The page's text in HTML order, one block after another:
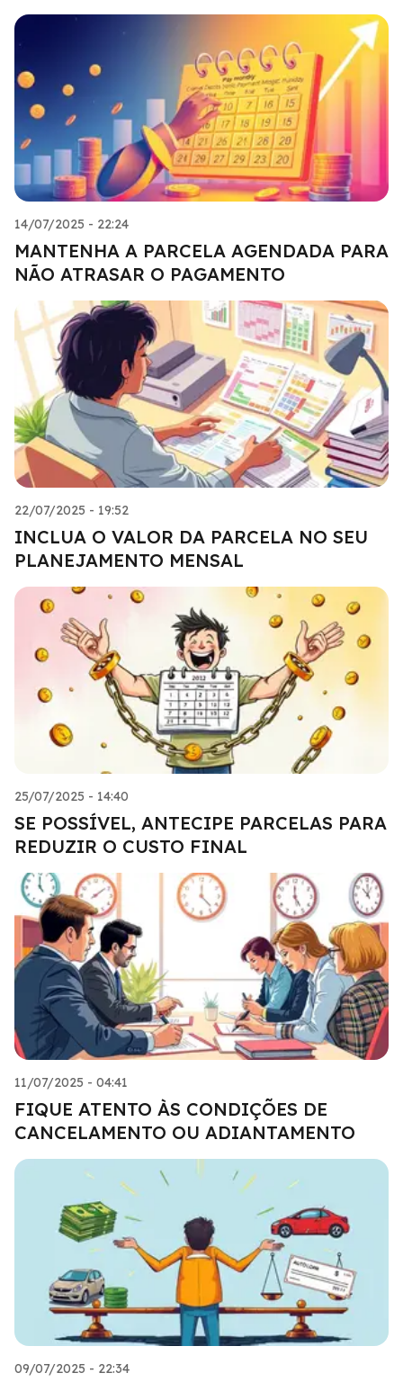
14/07/2025 - 22:24
MANTENHA A PARCELA AGENDADA PARA
NÃO ATRASAR O PAGAMENTO
22/07/2025 - 19:52
INCLUA O VALOR DA PARCELA NO SEU
PLANEJAMENTO MENSAL
25/07/2025 - 14:40
SE POSSÍVEL, ANTECIPE PARCELAS PARA
REDUZIR O CUSTO FINAL
11/07/2025 - 04:41
FIQUE ATENTO ÀS CONDIÇÕES DE
CANCELAMENTO OU ADIANTAMENTO
09/07/2025 - 22:34